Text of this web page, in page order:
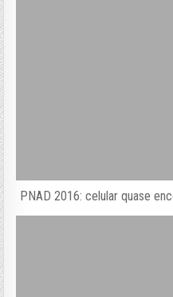
PNAD 2016: celular quase